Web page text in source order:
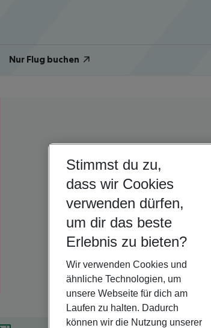
Nur Flug buchen
Stimmst du zu,
dass wir Cookies
verwenden dürfen,
um dir das beste
Erlebnis zu bieten?
Wir verwenden Cookies und
ähnliche Technologien, um
unsere Webseite für dich am
Laufen zu halten. Dadurch
können wir die Nutzung unserer